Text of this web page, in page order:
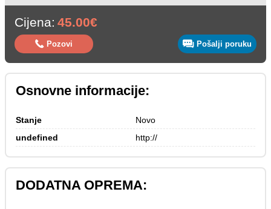
Cijena: 45.00€
Pozovi Pošalji poruku
Osnovne informacije:
Stanje
Novo
undefined
http://
DODATNA OPREMA: